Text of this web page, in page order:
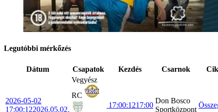
Legutóbbi mérkőzés
Dátum Csapatok Kezdés Csarnok
2026-05-02
17:00:122026.05.02.
Vegyész
RC
17:00:1217:00
Don Bosco
Sportközpont